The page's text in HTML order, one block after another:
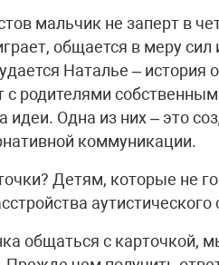
мальчик не заперт в
общается в меру
Наталье – история
с родителями
идеи. Одна из них – это
коммуникации.
Детям, которые не
общаться с карточкой,